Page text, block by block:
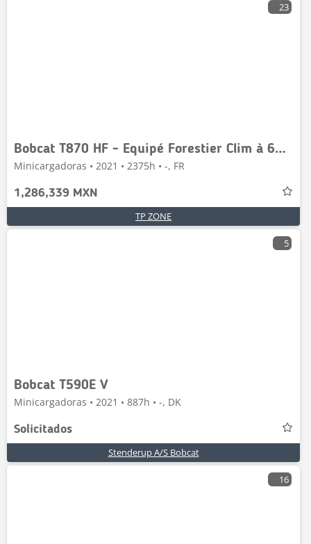
23
Bobcat T870 HF - Equipé Forestier Clim à 64 900 € HT
Minicargadoras • 2021 • 2375h • -, FR
1,286,339 MXN
TP ZONE
5
Bobcat T590E V
Minicargadoras • 2021 • 887h • -, DK
Solicitados
Stenderup A/S Bobcat
16